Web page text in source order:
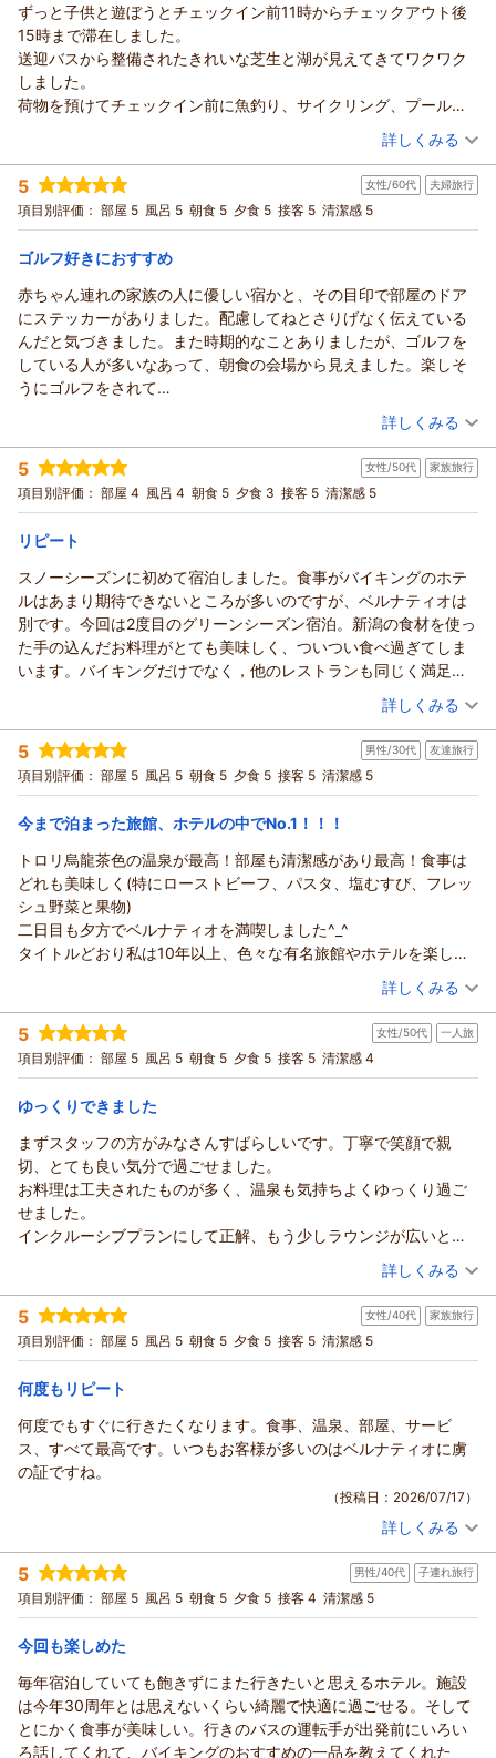
す。
ブッフェレストランでは季節ごとにフェア開催しており、食べ
物がより美味しく感じる秋には「佐渡島の金山」として、世界
文化遺産に登録された佐渡の食材と銘酒を取りそろえた「佐渡
フェア」を開催いたしますので、ぜひ今後のフェアにもご期待
ていただけるほどのひと時のお手伝いができましたことを誇り
に思いつつ、ひとつでも心にのこるご滞在をお届けできますよ
う、これからもお客さまの笑顔につながるおもてなしに努めて
まいります。
お二人のこれからの歩みがますます素晴らしいものとなります
ようお祈り申し上げますとともに、またのお越しをスタッフ一
同お待ち申し上げております。
あてま高原リゾート ベルナティオ
（返信日：2026/07/31）
力あふれるソプラノの歌声に耳を傾け、非日常のひと時をご満
喫いただけ何よりでございます。
ナイトエンタメは日ごとに内容が変わり、当館のスタッフで結
成したあてま太鼓部「鼓響（こきょう）」が、パフォーマンス
をお届けするお日にちもございますので、ぜひまたの機会にも
て、mimiさまのまたのお越しを心よりお待ち申し上げておりま
す。
あてま高原リゾート ベルナティオ
トムさま
この度はベルナティオをご利用いただき誠にありがとうござい
ます。
当館では「旅の目的にアートを」という想いから、ギャラリー
での絵画展を開催しております。
館内は横に長い造りになっており、ご不便をおかけした点もあ
ったかと存じますが、アニメのセル画や絵画の観賞を楽しみ、
ささやかな彩りを添えることができたのであれば何よりでござ
います。
また、当館は観光やビジネス、ご婚礼やご法要と、ご旅行の形
態や目的、ご年齢もそれぞれ異なるお客さまにご利用いただい
皆さまに心地よく快適にお過ごしいただくためにレストランや
ラウンジは館内着でのご利用をご遠慮いただいておりますの
で、お客さまがリラックスできるご自身のお召し物でお過ごし
いただけますと幸いです。
四季の移ろいや食の楽しみがあり、のんびりと過ごすひと時も
感じていただけますので、ぜひ時季を変えましてお寛ぎにいら
トムさまのまたのお越しを、心よりお待ち申し上げておりま
す。
あてま高原リゾート ベルナティオ
ずっと子供と遊ぼうとチェックイン前11時からチェックアウト後
15時まで滞在しました。
送迎バスから整備されたきれいな芝生と湖が見えてきてワクワク
しました。
荷物を預けてチェックイン前に魚釣り、サイクリング、プール、
ポポラの森でのクラフトで遊び、チェックイン後は温泉、宝箱探
し、夕食、サマーナイトツアーと初日から遊びつくしました。
普段は見れない自然の生き物に子供は感動していました。他の遊
びで時間が合わなかった生き物探検隊の参加をとても悔しがって
いました。
ル、温泉等送迎バスの時間ギリギリまで遊んでいました。
こんなにも子供メインでずっと飽きずに何かをしている旅行は初
めてで、常にとてもいきいきとした表情をして楽しんでいまし
た。
スタッフの方々は皆さん親切で感じが良く何をしても何を聞いて
も気分がいいです。
ンと朝食の塩むすびがとても美味しくて何回もおかわりしてしま
いました！
子供もおにぎりを一口食べるごとに「これおいしいねぇ」と繰り
返していました。
ラキラ光る池が目に入ってくるのでとても気持ちがいいです。
あまり日陰がなく、日差しも強いので帽子やサングラスはあった
ほうがいいです。
外に日陰でお昼寝できるようなハンモックスペースなどあると嬉
しいなと思いました。
ホテルも申し分のない充実ぶりですが、これだけ遊びが充実して
スペースがあるとそれぞれグダグダしながら明日への体力が充電
しやすいかなと思いました。
後、デトックスウォーターなどもついでに飲みたいです（笑）
子供に特化したリゾートホテルは他にもいくつか泊まったことは
やはり貴重だと思います。
ぜひまた雪のシーズンも行きたいと思います。大変お世話になり
ました。またよろしくお願いいたします。
（投稿日：2026/07/20）
宿泊時期： 2026年07月宿泊 (子連れ旅行)
投稿者： あじさん
宿泊プラン： 【滞在中ドリンク飲み放題】ドリンクインクルーシブプラン
（26）
和洋室 朝・夕
宿泊価格帯： 30,001円以上(大人一人あたり/税込)
あてま高原リゾート ホテル ベルナティオからの返信
あじさま
この度はベルナティオをご利用いただき誠にありがとうござい
ます。
当館は、広大な敷地の中に屋内プールやサイクリングなどのア
クティビティ、自然学習体験施設などを多数ご用意しており、
「泊まる」「遊ぶ」を敷地内で完結していただけるホテルでご
ざいます。
チェックイン時間前にご到着いただき、チェックアウト後も心
ゆくまで満喫いただけたご様子を拝読し、大変嬉しい思いでお
ります。
すが、ポポラの森でのクラフトや宝箱探し、サマーナイトツア
ーなど、普段はなかなか見られない自然や生き物との触れ合い
とお楽しみいただけ何よりでございます。
ご旅行はたくさんの学びの場でもございますので、親御さまの
あたたかな眼差しに見守られながら、自然を身近に感じたり触
れたりした経験は、お子さまの心に残るかけがえのないものに
四季の変化に富んだ地域でございますので、夏には夏の、冬に
は冬の魅力がたくさんございます。
スノーシーズンにオープンするスノーランドでは、スノーチュ
ービングやゴンドラ周遊などもお勧めでございます。
と、雪国ならではの体験を心行くまでお楽しみいただけますと
幸いです。
どうぞ季節を変えまして、新たな思い出をおつくりにいらして
くださいませ。
あじさまご家族のまたのお越しを、心よりお待ち申し上げてお
（返信日：2026/07/30）
詳しくみる
5 女性/60代 夫婦旅行
項目別評価： 部屋 5 風呂 5 朝食 5 夕食 5 接客 5 清潔感 5
ゴルフ好きにおすすめ
赤ちゃん連れの家族の人に優しい宿かと、その目印で部屋のドア
にステッカーがありました。配慮してねとさりげなく伝えている
んだと気づきました。また時期的なことありましたが、ゴルフを
している人が多いなあって、朝食の会場から見えました。楽しそ
うにゴルフをされて
なんだかこちらまで、嬉しくなりました。多分、宿泊された後だ
と思います。今までこういう景色を間近に見たことがなかったの
で感動しました。
（投稿日：2026/07/19）
宿泊時期： 2026年07月宿泊 (夫婦旅行)
投稿者： あいちゃんさん
宿泊プラン： 【室数限定】おかげさまで開業30周年！感謝を込めて3900円
引き！「Thank you（39）プラン」＜第1弾＞
ツイン 朝・夕
宿泊価格帯：
あてま高原リゾート ホテル ベルナティオからの返信
あいちゃんさま
この度はベルナティオをご利用いただき誠にありがとうござい
ます。
ベビールームのドアステッカーについて気づいてくださり、温
かいお言葉をいただきましたこと、重ねて御礼申し上げます。
ちいさなお子さまを連れてのご旅行は何かとご不安も多いこと
と存じますので、扉を開ける前からワクワクと安心感をお届け
したいという想いも込めてご用意しております。
また、ご朝食会場からゴルフをお楽しみになるお客さまの姿を
ご覧になり、感動いただけたとのこと。
で、リゾートならではの開放感と非日常のひと時を感じながら
プレーは格別かと存じます。
こちらのゴルフコースは、冬になると静かな銀世界へと変わり
ます。
スノーアクティビティや雪見露天もおすすめでございますの
で、どうぞ季節を変えましてまたお寛ぎにいらしてくださいま
あいちゃんさまのまたのお越しを、心よりお待ち申し上げてお
ります。
あてま高原リゾート ベルナティオ
詳しくみる
5 女性/50代 家族旅行
項目別評価： 部屋 4 風呂 4 朝食 5 夕食 3 接客 5 清潔感 5
リピート
スノーシーズンに初めて宿泊しました。食事がバイキングのホテ
ルはあまり期待できないところが多いのですが、ベルナティオは
別です。今回は2度目のグリーンシーズン宿泊。新潟の食材を使っ
た手の込んだお料理がとても美味しく、ついつい食べ過ぎてしま
います。バイキングだけでなく，他のレストランも同じく満足。
2ヶ所ある温泉は部屋のタオル持参する必要がなく、気持ちよくリ
ラックスできます。アメニティも質が高いものを常備してありま
す。特に数年の人手不足の中でなかなかサービスを維持していく
のは大変だと感じます。シャトルバスが見えなくなるまで手を振
ってのお見送り.....
（投稿日：2026/07/19）
宿泊時期： 2026年07月宿泊 (家族旅行)
投稿者： ぶるーもさん
宿泊プラン： 【室数限定】おかげさまで開業30周年！感謝を込めて3900円
引き！「Thank you（39）プラン」＜第1弾＞
ツイン 朝・夕
宿泊価格帯： 16,001～17,000円(大人一人あたり/税込)
あてま高原リゾート ホテル ベルナティオからの返信
ぶるーもさま
この度はベルナティオをご利用いただき誠にありがとうござい
ます。
季節によって表情が変わるあてま高原でございますので、スノ
ーシーズン、そして、グリーンシーズンとお楽しみいただけ大
変嬉しい思いでおります。
季節の移ろいとともにレストランのメニューも変わりますの
で、秋に控えている佐渡の食材と銘酒を取りそろえた「佐渡フ
ェア」にもご注目いただけますと幸いです。
ベルナティオの名には「美しきふるさと」という意味がござい
美しきふるさとへまたお帰りいただけますことを願い、「いっ
てらっしゃいませ」との想いを胸にお見送りをしておりますの
で、シャトルバスが出発後も当館を振り返り、スタッフにあた
たかな眼差しを送っていることが伝わり、大変あたたかな気持
ちになりました。
ひとつでも心にのこるご滞在を体験いただけますよう、これか
す。
季節を変えてのまたのお帰りを、心よりお待ち申し上げており
ます。
あてま高原リゾート ベルナティオ
詳しくみる
5 男性/30代 友達旅行
項目別評価： 部屋 5 風呂 5 朝食 5 夕食 5 接客 5 清潔感 5
今まで泊まった旅館、ホテルの中でNo.1！！！
トロリ烏龍茶色の温泉が最高！部屋も清潔感があり最高！食事は
どれも美味しく(特にローストビーフ、パスタ、塩むすび、フレッ
シュ野菜と果物)
二日目も夕方でベルナティオを満喫しました^_^
タイトルどおり私は10年以上、色々な有名旅館やホテルを楽しん
ベルナティオにしかないオンリーワン
を感じることができますよー☆
今度は周年イベントのカニ食べ放題を楽しみに泊まりに行かさせ
（投稿日：2026/07/19）
宿泊時期： 2026年07月宿泊 (友達旅行)
投稿者： ごっちさん
宿泊プラン： 【室数限定】おかげさまで開業30周年！感謝を込めて3900円
引き！「Thank you（39）プラン」＜第1弾＞
ツイン 朝・夕
宿泊価格帯： 15,001～16,000円(大人一人あたり/税込)
あてま高原リゾート ホテル ベルナティオからの返信
ごっちさま
この度はベルナティオをご利用いただき誠にありがとうござい
ます。
様々な旅館やホテルをご利用いただかれている中でのナンバー
ワンでオンリーワンとのお言葉をいただきまして、大変光栄で
ございます。
からだのお疲れはあてまの湯で癒し目にも美味しいお料理に舌
鼓を打ち、ごゆっくりと羽を伸ばしていただけましたなら大変
嬉しく存じます。
あてま温泉は、「美肌の湯」とも呼ばれる、pH値8.9のアルカ
アロマが香るロウリュサウナ、自然の空気に満ちたととのいス
ペースもございますので、あてま温泉を存分にお楽しみいただ
けましたら幸いです。
お食事につきましては、ローストビーフ、パスタ、塩むすび、
フレッシュな野菜と果物など、お気に召していただけ調理スタ
日常の喧騒をはなれ雄大な自然に触れられるのもご旅行の醍醐
味かと存じますので、ぜひまた「美味しいもの」と「癒し」を
求めて、違った季節にも遊びにいらしてくださいませ。
ごっちさまのまたのお越しを、心よりお待ち申し上げておりま
あてま高原リゾート ベルナティオ
（返信日：2026/07/27）
詳しくみる
5 女性/50代 一人旅
項目別評価： 部屋 5 風呂 5 朝食 5 夕食 5 接客 5 清潔感 4
ゆっくりできました
まずスタッフの方がみなさんすばらしいです。丁寧で笑顔で親
切、とても良い気分で過ごせました。
お料理は工夫されたものが多く、温泉も気持ちよくゆっくり過ご
せました。
インクルーシブプランにして正解、もう少しラウンジが広いとい
いなと思いましたが、夜のバーは人が少なくゆったり過ごせまし
クーポンでお得に泊まれて大満足です。
（投稿日：2026/07/18）
宿泊時期： 2026年07月宿泊 (一人旅)
投稿者： もももさん
宿泊プラン： 【滞在中ドリンク飲み放題】ドリンクインクルーシブプラン
（26）
ツイン 朝・夕
宿泊価格帯： 26,001～27,000円(大人一人あたり/税込)
あてま高原リゾート ホテル ベルナティオからの返信
もももさま
この度はベルナティオをご利用いただき誠にありがとうござい
ドリンクインクルーシブではチェックインからチェックアウト
までの間、レストランやバーでお飲み物がお好きなだけお楽し
みいただけるもので、ご夕食後のバーラウンジでのゆったりと
したひとときをお過ごしいただけたようで何よりでございま
す。
温泉の中でもpH値7.5以上で美肌効果が期待できるとされてい
の湯でございます。
また、数種類のシャンプーをご用意しておりますので、普段と
違ったシャンプーをお選びいただくことで、湯につかる前の楽
詳しくみる
5 女性/40代 家族旅行
項目別評価： 部屋 5 風呂 5 朝食 5 夕食 5 接客 5 清潔感 5
何度もリピート
何度でもすぐに行きたくなります。食事、温泉、部屋、サービ
ス、すべて最高です。いつもお客様が多いのはベルナティオに虜
の証ですね。
（投稿日：2026/07/17）
投稿者： コブダイさん(女性/40代)
宿泊プラン： 【一番人気／2食】特別価格あてまプラン（26）
ツイン
朝・夕
宿泊価格帯： 20,001～21,000円(大人一人あたり/税込)
コブダイさま
いつもベルナティオをご利用いただき誠にありがとうございま
す。
詳しくみる
5 男性/40代 子連れ旅行
項目別評価： 部屋 5 風呂 5 朝食 5 夕食 5 接客 4 清潔感 5
今回も楽しめた
毎年宿泊していても飽きずにまた行きたいと思えるホテル。施設
は今年30周年とは思えないくらい綺麗で快適に過ごせる。そして
とにかく食事が美味しい。行きのバスの運転手が出発前にいろい
ろ話してくれて、バイキングのおすすめの一品を教えてくれた